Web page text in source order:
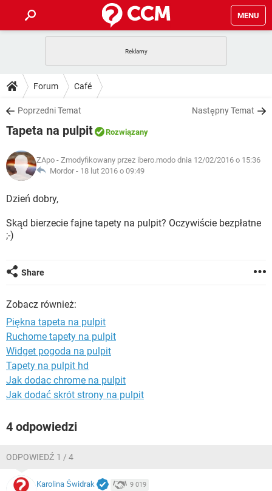
MENU
GRY
SPOTIFY
INSTAGRAM FACEBOOK
WINDOWS 10
PORADY
PlayStation
INSTAGRAM FACEBOOK
WINDOWS 10
DO POBRANIA
ANDROID TIKTOK
GRY
IOS
INSTAGRAM
FORUM
COVID-19 TIKTOK
GRY
SPOTIFY
INSTAGRAM FACEBOOK
ARTYKUŁY
COVID-19
SPOTIFY
WINDOWS 10
Forum Café
Poprzedni Temat Następny Temat
Tapeta na pulpit Rozwiązany
ZApo - Zmodyfikowany przez ibero.modo dnia 12/02/2016 o 15:36
Mordor - 18 lut 2016 o 09:49
Dzień dobry,
Skąd bierzecie fajne tapety na pulpit? Oczywiście bezpłatne
;-)
Share
Zobacz również:
Piękna tapeta na pulpit
Ruchome tapety na pulpit
Widget pogoda na pulpit
Tapety na pulpit hd
Jak dodac chrome na pulpit
Jak dodać skrót strony na pulpit
4 odpowiedzi
ODPOWIEDŹ 1 / 4
Karolina Świdrak 9 019